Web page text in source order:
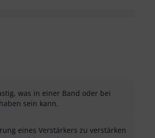
was in einer Band oder bei
sein kann.
eines Verstärkers zu verstärken